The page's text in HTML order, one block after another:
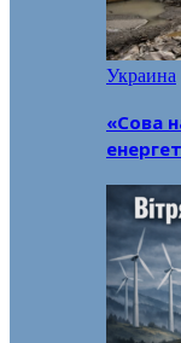
Украина
«Сова